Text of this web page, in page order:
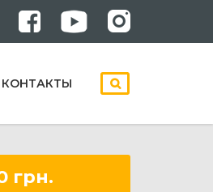
КОНТАКТЫ
грн.